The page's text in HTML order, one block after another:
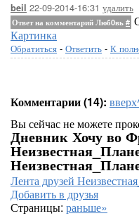
beil 22-09-2014-16:31 удалить
Ответ на комментарий Люб0вь #
Картинка
Обратиться - Ответить - К
Комментарии (14):
Вы сейчас не можете
Дневник Хочу во
Лента друзей
Добавить в друзья
Страницы: раньше»